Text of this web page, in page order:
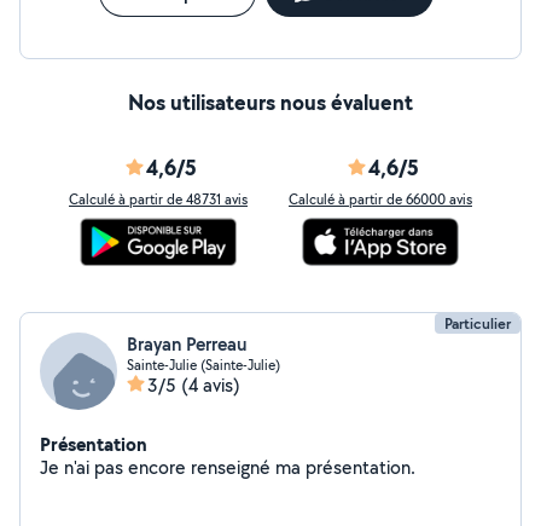
Nos utilisateurs nous évaluent
4,6/5
Calculé à partir de 48731 avis
4,6/5
Calculé à partir de 66000 avis
Particulier
Brayan Perreau
Sainte-Julie (Sainte-Julie)
3/5 (4 avis)
Présentation
Je n'ai pas encore renseigné ma présentation.